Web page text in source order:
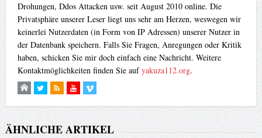
Drohungen, Ddos Attacken usw. seit August 2010 online. Die
Privatsphäre unserer Leser liegt uns sehr am Herzen, weswegen wir
keinerlei Nutzerdaten (in Form von IP Adressen) unserer Nutzer in
der Datenbank speichern. Falls Sie Fragen, Anregungen oder Kritik
haben, schicken Sie mir doch einfach eine Nachricht. Weitere
Kontaktmöglichkeiten finden Sie aufyakuza112.org.
ÄHNLICHE ARTIKEL